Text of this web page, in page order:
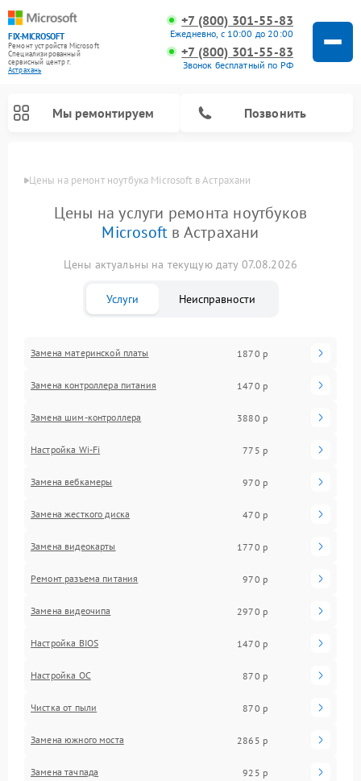
FIX-MICROSOFT
Ремонт устройств Microsoft
Специализированный
cервисный центр г.
Астрахань
+7 (800) 301-55-83
Ежедневно, с 10:00 до 20:00
+7 (800) 301-55-83
Звонок бесплатный по РФ
Мы ремонтируем Позвонить
Цены на ремонт ноутбука Microsoft в Астрахани
Цены на услуги ремонта ноутбуков
Microsoft в Астрахани
Цены актуальны на текущую дату 07.08.2026
Услуги Неисправности
Замена материнской платы 1870 р
Замена контроллера питания 1470 р
Замена шим-контроллера 3880 р
Настройка Wi-Fi 775 р
Замена вебкамеры 970 р
Замена жесткого диска 470 р
Замена видеокарты 1770 р
Ремонт разъема питания 970 р
Замена видеочипа 2970 р
Настройка BIOS 1470 р
Настройка ОС 870 р
Чистка от пыли 870 р
Замена южного моста 2865 р
Замена тачпада 925 р